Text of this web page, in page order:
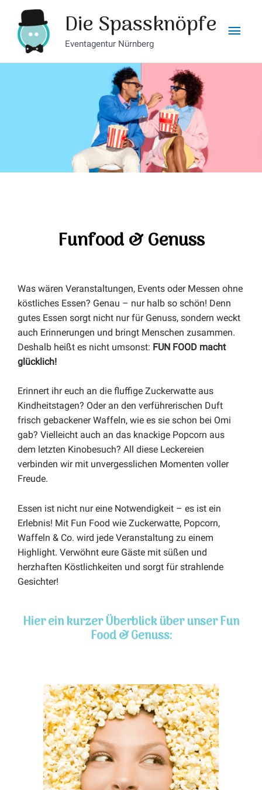
Inhalt
springen
Die Spassknöpfe
Eventagentur Nürnberg
Funfood & Genuss
Was wären Veranstaltungen, Events oder Messen ohne
köstliches Essen? Genau – nur halb so schön! Denn
gutes Essen sorgt nicht nur für Genuss, sondern weckt
auch Erinnerungen und bringt Menschen zusammen.
Deshalb heißt es nicht umsonst: FUN FOOD macht
glücklich!
Erinnert ihr euch an die fluffige Zuckerwatte aus
Kindheitstagen? Oder an den verführerischen Duft
frisch gebackener Waffeln, wie es sie schon bei Omi
gab? Vielleicht auch an das knackige Popcorn aus
dem letzten Kinobesuch? All diese Leckereien
verbinden wir mit unvergesslichen Momenten voller
Freude.
Essen ist nicht nur eine Notwendigkeit – es ist ein
Erlebnis! Mit Fun Food wie Zuckerwatte, Popcorn,
Waffeln & Co. wird jede Veranstaltung zu einem
Highlight. Verwöhnt eure Gäste mit süßen und
herzhaften Köstlichkeiten und sorgt für strahlende
Gesichter!
Hier ein kurzer Überblick über unser Fun
Food & Genuss: